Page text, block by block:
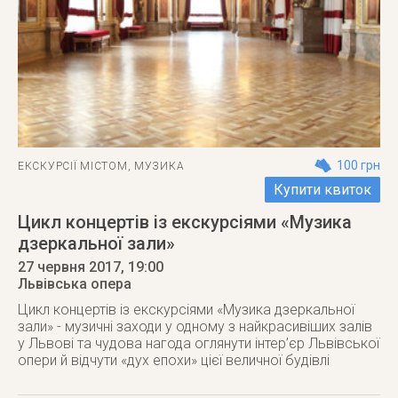
ЕКСКУРСІЇ МІСТОМ , МУЗИКА 100 грн
Купити квиток
Цикл концертів із екскурсіями «Музика
дзеркальної зали»
27 червня 2017, 19:00
Львівська опера
Цикл концертів із екскурсіями «Музика дзеркальної
зали» - музичні заходи у одному з найкрасивіших залів
у Львові та чудова нагода оглянути інтер’єр Львівської
опери й відчути «дух епохи» цієї величної будівлі